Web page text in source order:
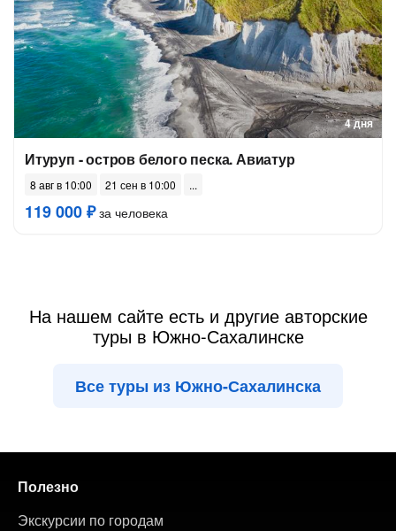
4 дня
Итуруп - остров белого песка. Авиатур
8 авг в 10:00 21 сен в 10:00
119 000 ₽за человека
На нашем сайте есть и другие авторские
туры в Южно-Сахалинске
Все туры из Южно-Сахалинска
Полезно
Экскурсии по городам